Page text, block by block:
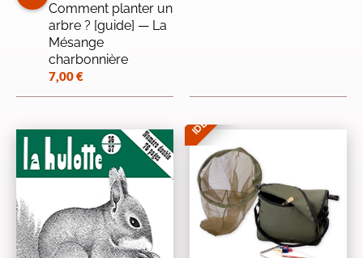
Comment planter un
arbre ? [guide] — La
Mésange
charbonnière
7,00€
IDÉE CADEAU